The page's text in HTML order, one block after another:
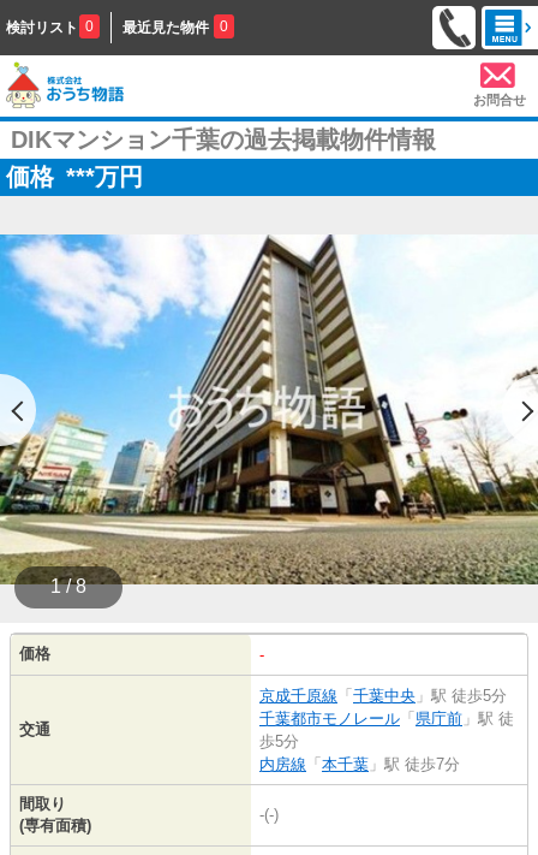
検討リスト 0 最近見た物件 0
お問合せ
DIKマンション千葉の過去掲載物件情報
価格 ***万円
1 / 8
価格 -
交通
京成千原線 「 千葉中央 」駅 徒歩5分
千葉都市モノレール 「 県庁前 」駅 徒
歩5分
内房線 「 本千葉 」駅 徒歩7分
間取り
(専有面積)
-(-)